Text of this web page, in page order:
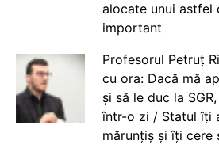
alocate unui astfel
important
Profesorul Petruț
cu ora: Dacă mă
și să le duc la
într-o zi / Statul îți
mărunțiș și îți cere